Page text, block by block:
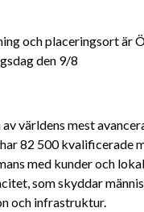
och placeringsort är
den 9/8
världens mest
82 500 kvalificerade
med kunder och
som skyddar
och infrastruktur.